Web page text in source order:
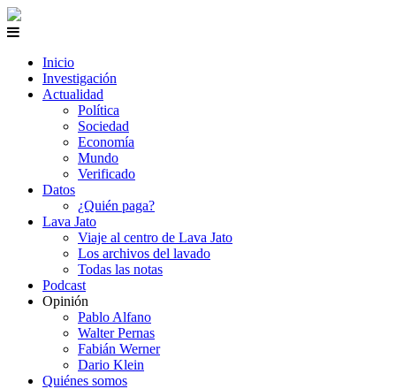
Inicio
Investigación
Actualidad
Política
Sociedad
Economía
Mundo
Verificado
Datos
¿Quién paga?
Lava Jato
Viaje al centro de Lava Jato
Los archivos del lavado
Todas las notas
Podcast
Opinión
Pablo Alfano
Walter Pernas
Fabián Werner
Dario Klein
Quiénes somos